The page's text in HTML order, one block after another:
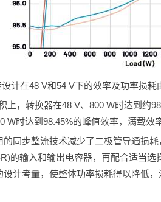
计在48 V和54 V下的效率及功率损耗
上，转换器在48 V、800 W时达到约
W时达到98.45%的峰值效率，满载效
同步整流技术减少了二极管导通损
的输入和输出电容器，再配合适当
设计考量，使整体功率损耗得以降低